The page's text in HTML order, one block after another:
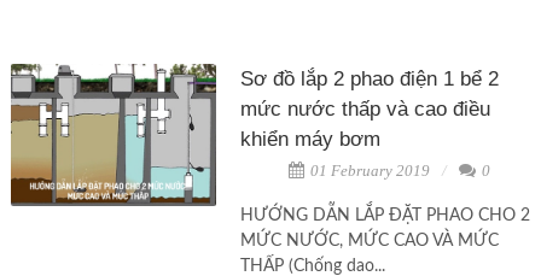
Sơ đồ lắp 2 phao điện 1 bể 2
mức nước thấp và cao điều
khiển máy bơm
01 February 2019 0
HƯỚNG DẪN LẮP ĐẶT PHAO CHO 2
MỨC NƯỚC, MỨC CAO VÀ MỨC
THẤP (Chống dao...